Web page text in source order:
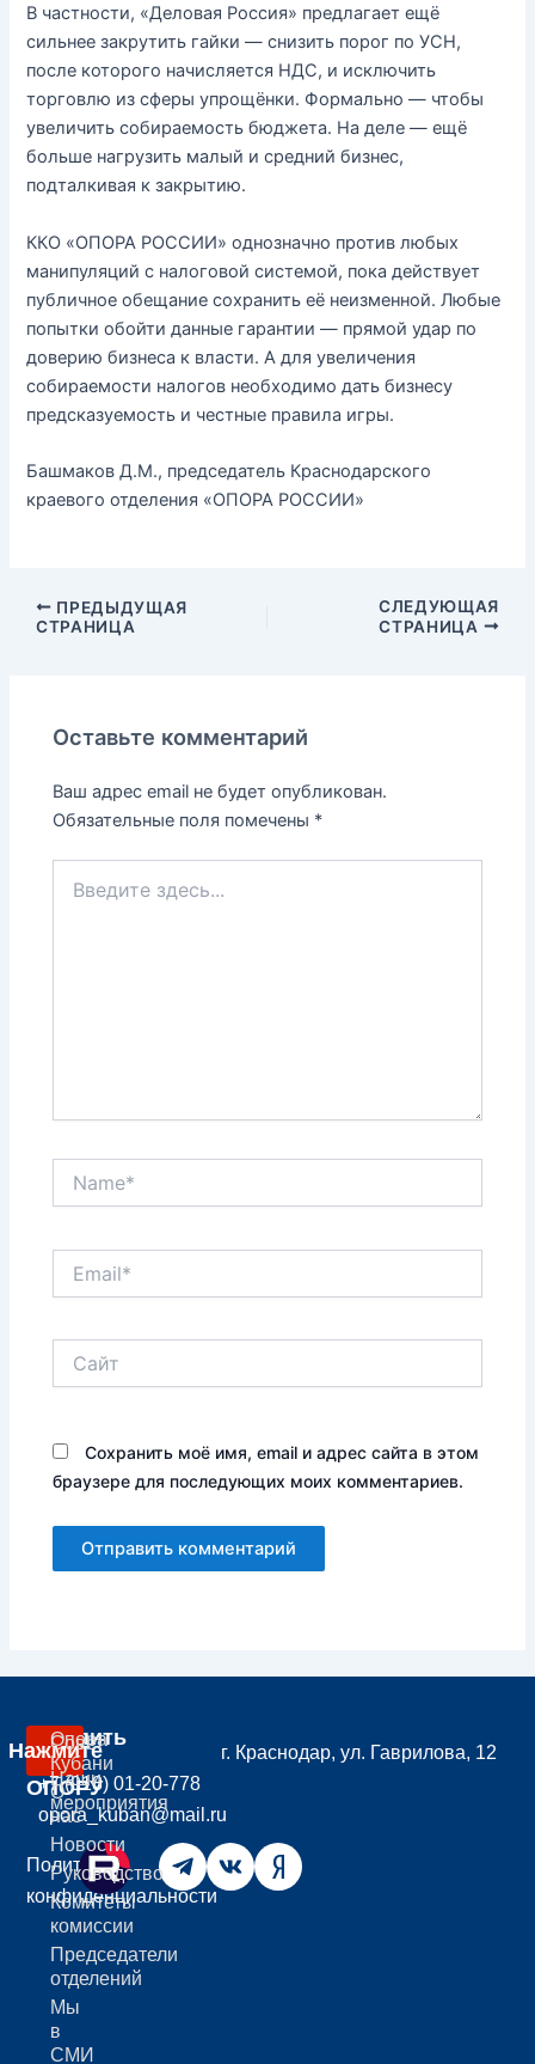
В частности, «Деловая Россия» предлагает ещё
сильнее закрутить гайки — снизить порог по УСН,
после которого начисляется НДС, и исключить
торговлю из сферы упрощёнки. Формально — чтобы
увеличить собираемость бюджета. На деле — ещё
больше нагрузить малый и средний бизнес,
подталкивая к закрытию.
ККО «ОПОРА РОССИИ» однозначно против любых
манипуляций с налоговой системой, пока действует
публичное обещание сохранить её неизменной. Любые
попытки обойти данные гарантии — прямой удар по
доверию бизнеса к власти. А для увеличения
собираемости налогов необходимо дать бизнесу
предсказуемость и честные правила игры.
Башмаков Д.М., председатель Краснодарского
краевого отделения «ОПОРА РОССИИ»
ПРЕДЫДУЩАЯ
СТРАНИЦА
СЛЕДУЮЩАЯ
СТРАНИЦА
Оставьте комментарий
Ваш адрес email не будет опубликован.
Обязательные поля помечены *
здесь...
Сохранить моё имя, email и адрес сайта в этом
браузере для последующих моих комментариев.
Опора
Кубани
О
нас
Новости
Руководство
Комитеты
комиссии
Председатели
отделений
Мы
в
СМИ
Совет
Наши
мероприятия
Политика
конфиденциальности
Вступить
В
ОПОРУ
Нажмите
г. Краснодар, ул. Гаврилова, 12
+7 (918) 01-20-778
opora_kuban@mail.ru